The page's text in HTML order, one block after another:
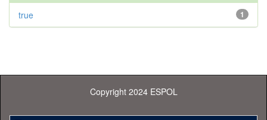
1
true
Copyright 2024 ESPOL